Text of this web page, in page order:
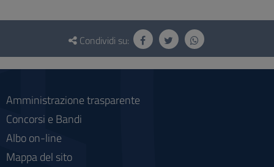
Questionario
social
Condividi su:
Amministrazione trasparente
Concorsi e Bandi
Albo on-line
Mappa del sito